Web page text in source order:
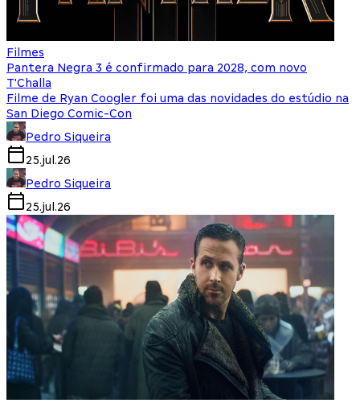
Filmes
Pantera Negra 3 é confirmado para 2028, com novo
T'Challa
Filme de Ryan Coogler foi uma das novidades do estúdio na
San Diego Comic-Con
Pedro Siqueira
25.jul.26
Pedro Siqueira
25.jul.26